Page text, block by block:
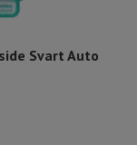
Svart Auto